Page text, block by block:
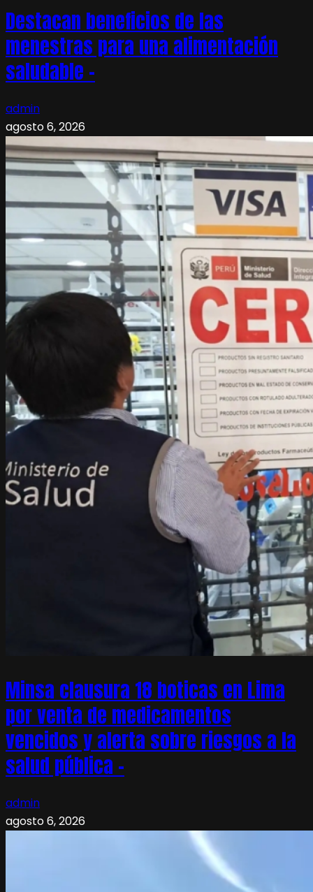
Destacan beneficios de las
menestras para una alimentación
saludable –
admin
agosto 6, 2026
Minsa clausura 18 boticas en Lima
por venta de medicamentos
vencidos y alerta sobre riesgos a la
salud pública –
admin
agosto 6, 2026